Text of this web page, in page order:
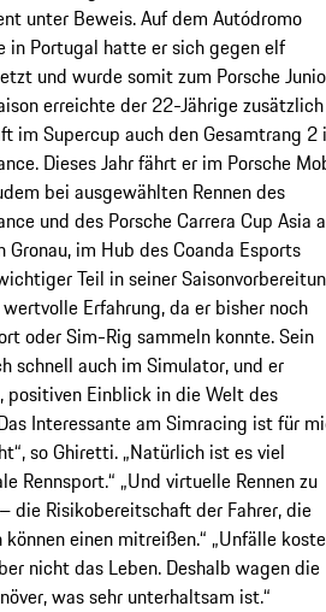
unter Beweis. Auf dem Autódromo
in Portugal hatte er sich gegen elf
und wurde somit zum Porsche
erreichte der 22-Jährige zusätzlich
im Supercup auch den Gesamtrang 2
Dieses Jahr fährt er im Porsche
bei ausgewählten Rennen des
und des Porsche Carrera Cup Asia
Gronau, im Hub des Coanda Esports
Teil in seiner
Erfahrung, da er bisher noch
oder Sim-Rig sammeln konnte. Sein
schnell auch im Simulator, und er
positiven Einblick in die Welt des
Interessante am Simracing ist für
so Ghiretti. „Natürlich ist es viel
Rennsport.“ „Und virtuelle Rennen zu
die Risikobereitschaft der Fahrer, die
einen mitreißen.“ „Unfälle
nicht das Leben. Deshalb wagen die
was sehr unterhaltsam ist.“